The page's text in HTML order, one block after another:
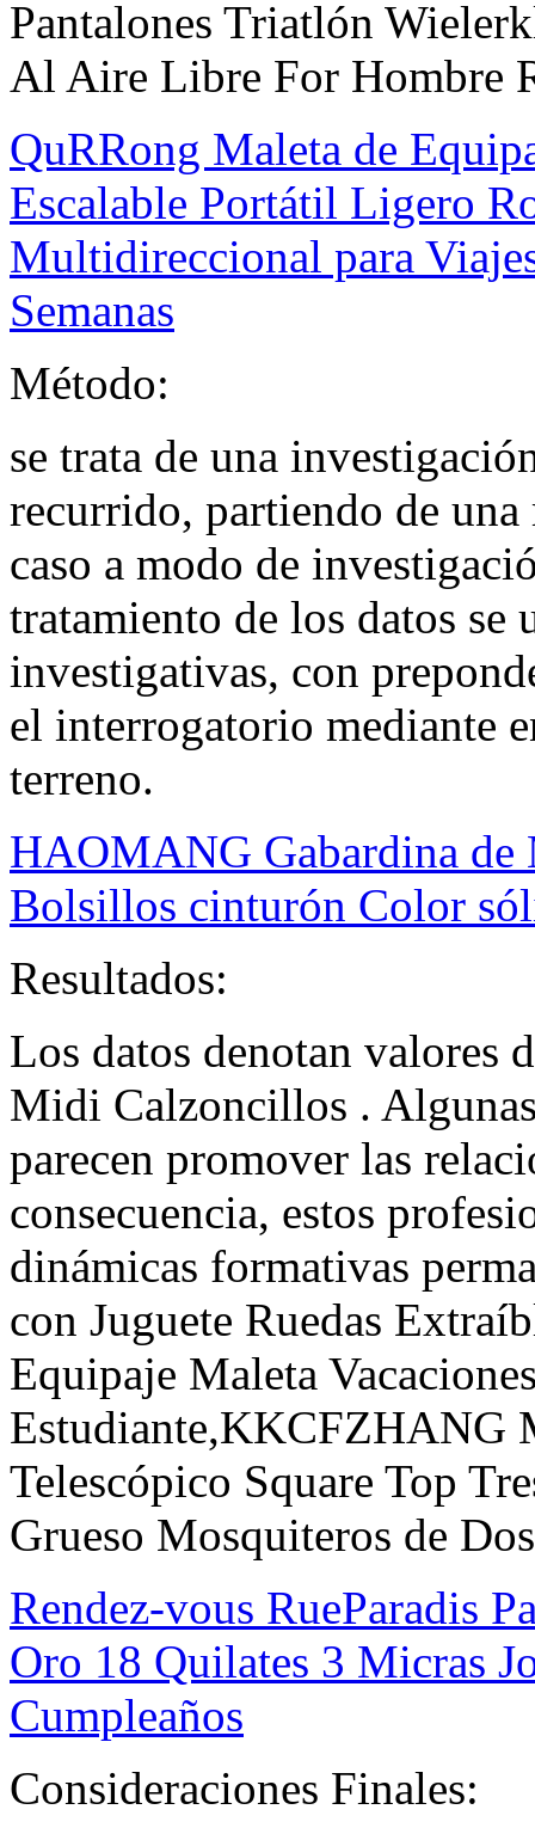
Pantalones Triatlón
Al Aire Libre For Hombre
QuRRong Maleta de
Escalable Portátil Ligero
Multidireccional para
Semanas
Método:
se trata de una
recurrido, partiendo de
caso a modo de
tratamiento de los datos se
investigativas, con
el interrogatorio mediante
terreno.
HAOMANG Gabardina
Bolsillos cinturón Color
Resultados:
Los datos denotan valores
Midi Calzoncillos .
parecen promover las
consecuencia, estos
dinámicas formativas
con Juguete Ruedas
Equipaje Maleta
Estudiante,KKCFZHANG
Telescópico Square Top
Grueso Mosquiteros de
Rendez-vous RueParadis
Oro 18 Quilates 3 Micras
Cumpleaños
Consideraciones Finales: